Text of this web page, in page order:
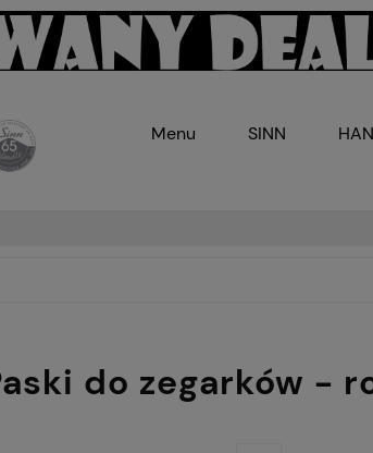
Menu SINN
do zegarków -